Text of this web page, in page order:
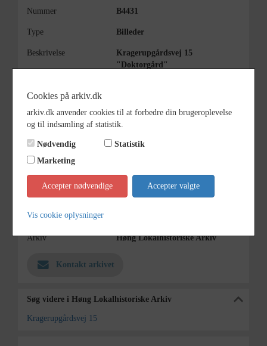
Nummer B4431
Type Billeder
Beskrivelse
Kragerupgårdsvej 15
"Doktorgård"
Årstal 1000
Fotograf Ukendt
Se på kort
Type Sogn (1000-2050)
Arkiv Høng Lokalhistoriske Arkiv
Kontakt arkivet
Søg videre i Høng Lokalhistoriske Arkiv
Kragerupgårdsvej 15
Cookies på arkiv.dk
arkiv.dk anvender cookies til at forbedre din brugeroplevelse
og til indsamling af statistik.
Nødvendig
Statistik
Marketing
Accepter nødvendige Accepter valgte
Vis cookie oplysninger